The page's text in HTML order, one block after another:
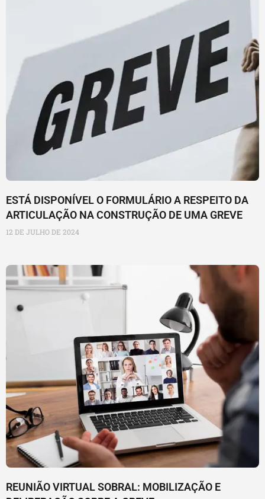
ESTÁ DISPONÍVEL O FORMULÁRIO A RESPEITO DA
ARTICULAÇÃO NA CONSTRUÇÃO DE UMA GREVE
12 DE JULHO DE 2024
REUNIÃO VIRTUAL SOBRAL: MOBILIZAÇÃO E